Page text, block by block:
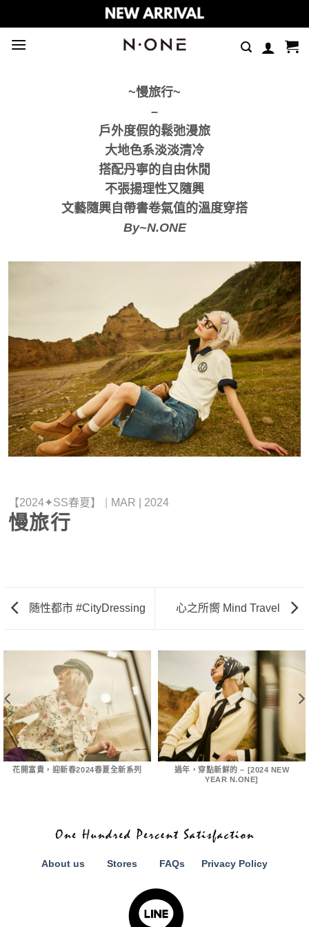
to
content
~慢旅行~
–
戶外度假的鬆弛漫旅
大地色系淡淡清冷
搭配丹寧的自由休閒
不張揚理性又隨興
文藝隨興自帶書卷氣值的溫度穿搭
By~N.ONE
【2024✦SS春夏】 MAR | 2024
慢旅行
随性都市 #CityDressing 心之所嚮 Mind Travel
花開富貴，迎新春2024春夏全新系列
過年，穿點新鮮的 – [2024 NEW
YEAR N.ONE]
About us Stores FAQs Privacy Policy